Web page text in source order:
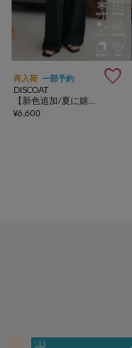
再入荷 一部予約 
DISCOAT
¥6,600